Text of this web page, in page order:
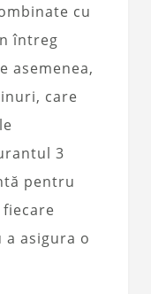
cu
întreg
asemenea,
care
3
pentru
asigura o